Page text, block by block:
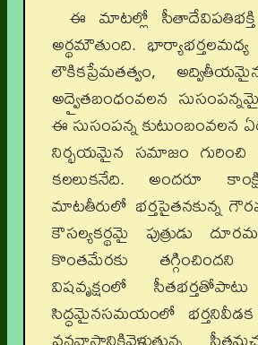
ఈ మాటల్లో
అర్థమౌతుంది. భార్యాభర్తలమధ్య
లౌకికప్రేమతత్వం,
అద్వైతబంధంవలన
ఈ సుసంపన్న కుటుంబంవలన
నిర్భయమైన సమాజం గురించి
కలలుకనేది. అందరూ
మాటతీరులో భర్తపైతనకున్న
కౌసల్యకర్థమై పుత్రుడు
కొంతమేరకు తగ్గించిందని
విషవృక్షంలో
సిద్ధమైనసమయంలో